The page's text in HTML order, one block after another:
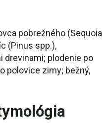
pobrežného (Sequoia
(Pinus spp.),
plodenie po
polovice zimy; bežný,